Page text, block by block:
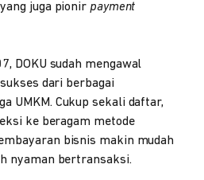
juga pionir payment
DOKU sudah mengawal
dari berbagai
UMKM. Cukup sekali daftar,
ke beragam metode
bisnis makin mudah
nyaman bertransaksi.